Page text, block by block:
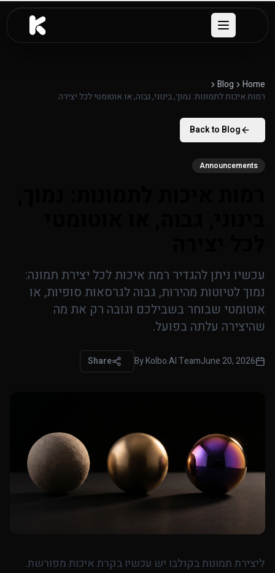
דלג לתוכן העיקרי
Open menu
Home
Blog
רמות איכות לתמונות: נמוך, בינוני, גבוה, או אוטומטי לכל יצירה
Back to Blog
Announcements
עכשיו ניתן להגדיר רמת איכות לכל יצירת תמונה:
נמוך לטיוטות מהירות, גבוה לגרסאות סופיות, או
אוטומטי שבוחר בשבילכם וגובה רק את מה
שהיצירה עלתה בפועל.
June 20, 2026
ByKolbo.AI Team
Share
ליצירת תמונות בקולבו יש עכשיו בקרת איכות מפורשת.